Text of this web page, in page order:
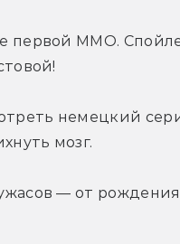
первой ММО.
немецкий
мозг.
— от